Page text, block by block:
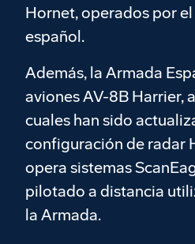
Hornet, operados por
español.
Además, la Armada
aviones AV-8B Harrier,
cuales han sido
configuración de radar
opera sistemas
pilotado a distancia
la Armada.